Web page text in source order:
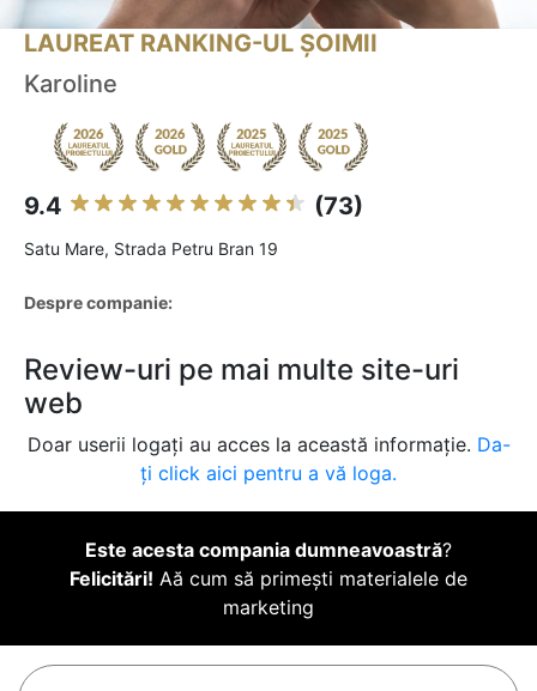
LAUREAT RANKING-UL ȘOIMII
Karoline
9.4 (73)
Satu Mare, Strada Petru Bran 19
Despre companie:
Review-uri pe mai multe site-uri
web
Doar userii logați au acces la această informație. Da-
ți click aici pentru a vă loga.
Este acesta compania dumneavoastră?
Felicitări! Aă cum să primești materialele de
marketing